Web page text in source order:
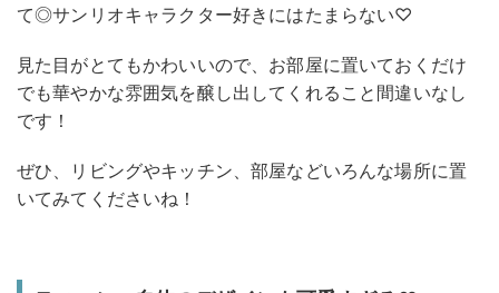
て◎サンリオキャラクター好きにはたまらない♡
見た目がとてもかわいいので、お部屋に置いておくだけ
でも華やかな雰囲気を醸し出してくれること間違いなし
です！
ぜひ、リビングやキッチン、部屋などいろんな場所に置
いてみてくださいね！